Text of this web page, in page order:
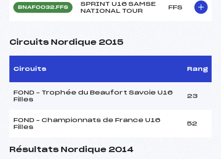
BNAF0032.FFS
SPRINT U16 SAMSE
NATIONAL TOUR
FFS
Circuits Nordique 2015
Circuits Rang
FOND – Trophée du Beaufort Savoie U16
Filles
23
FOND – Championnats de France U16
Filles
52
Résultats Nordique 2014